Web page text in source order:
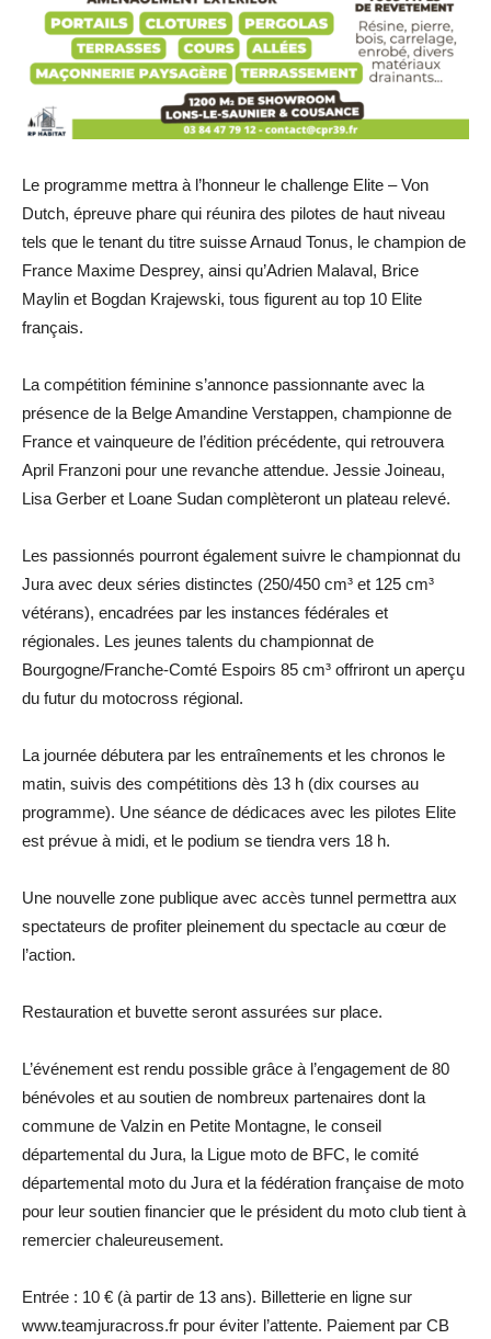
Le programme mettra à l’honneur le challenge Elite – Von
Dutch, épreuve phare qui réunira des pilotes de haut niveau
tels que le tenant du titre suisse Arnaud Tonus, le champion de
France Maxime Desprey, ainsi qu’Adrien Malaval, Brice
Maylin et Bogdan Krajewski, tous figurent au top 10 Elite
français.
La compétition féminine s’annonce passionnante avec la
présence de la Belge Amandine Verstappen, championne de
France et vainqueure de l’édition précédente, qui retrouvera
April Franzoni pour une revanche attendue. Jessie Joineau,
Lisa Gerber et Loane Sudan complèteront un plateau relevé.
Les passionnés pourront également suivre le championnat du
Jura avec deux séries distinctes (250/450 cm³ et 125 cm³
vétérans), encadrées par les instances fédérales et
régionales. Les jeunes talents du championnat de
Bourgogne/Franche-Comté Espoirs 85 cm³ offriront un aperçu
du futur du motocross régional.
La journée débutera par les entraînements et les chronos le
matin, suivis des compétitions dès 13 h (dix courses au
programme). Une séance de dédicaces avec les pilotes Elite
est prévue à midi, et le podium se tiendra vers 18 h.
Une nouvelle zone publique avec accès tunnel permettra aux
spectateurs de profiter pleinement du spectacle au cœur de
l’action.
Restauration et buvette seront assurées sur place.
L’événement est rendu possible grâce à l’engagement de 80
bénévoles et au soutien de nombreux partenaires dont la
commune de Valzin en Petite Montagne, le conseil
départemental du Jura, la Ligue moto de BFC, le comité
départemental moto du Jura et la fédération française de moto
pour leur soutien financier que le président du moto club tient à
remercier chaleureusement.
Entrée : 10 € (à partir de 13 ans). Billetterie en ligne sur
www.teamjuracross.fr pour éviter l’attente. Paiement par CB